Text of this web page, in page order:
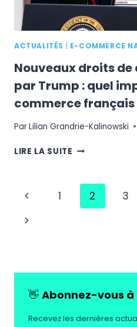
ACTUALITÉS E-COMMERCE
Nouveaux droits
par Trump : quel
commerce français
ParLilian Grandrie-Kalinowski
LIRE LA SUITE NOUVEAUX
DOUANE
ANNONCÉS
PAR
POUR
E-
FRANÇAIS
Navigation
de
Page
précédente
1 2 3
Page
👋 Abonnez-vous
Recevez les dernières